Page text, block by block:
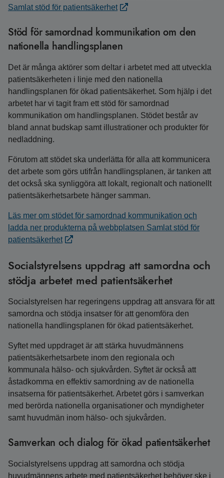
Samlat stöd för patientsäkerhet
Stöd för samordnad kommunikation om den
nationella handlingsplanen
Det är många aktörer som deltar i arbetet med att utveckla
patientsäkerheten i linje med den nationella
handlingsplanen för ökad patientsäkerhet. Som hjälp i det
arbetet har vi tagit fram ett stöd för samordnad
kommunikation om handlingsplanen. Stödet består av
bland annat budskap samt illustrationer och produkter för
nedladdning.
Förutom att stödet ska underlätta för alla att kommunicera
det arbete som görs utifrån handlingsplanen, är tanken att
det också ska synliggöra att lokalt, regionalt och nationellt
patientsäkerhetsarbete hänger samman.
Läs mer om stödet för samordnad kommunikation och
ladda ner produkterna på webbplatsen Samlat stöd för
patientsäkerhet
Socialstyrelsens uppdrag att samordna och
stödja arbetet med patientsäkerhet
Socialstyrelsen har regeringens uppdrag att ansvara för att
samordna och stödja insatser för att genomföra den
nationella handlingsplanen för ökad patientsäkerhet.
Syftet med uppdraget är att stärka huvudmännens
patientsäkerhetsarbete inom den regionala och
kommunala hälso- och sjukvården. Syftet är också att
åstadkomma en effektiv samordning av de nationella
insatserna för patientsäkerhet. Arbetet görs i samverkan
med berörda nationella organisationer och myndigheter
samt huvudmän inom hälso- och sjukvården.
Samverkan och dialog för ökad patientsäkerhet
Socialstyrelsens uppdrag att samordna och stödja
huvudmännens arbete med patientsäkerhet behöver ske i